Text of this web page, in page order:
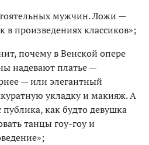
мужчин. Ложи —
в произведениях классиков»;
почему в Венской опере
надевают платье —
— или элегантный
укладку и макияж. А
как будто девушка
танцы гоу-гоу и